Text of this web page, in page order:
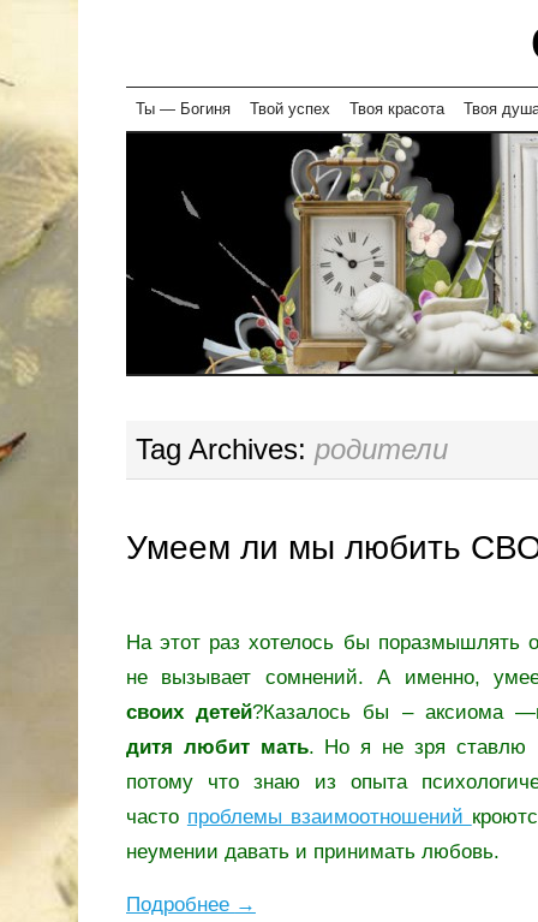
Skip
content
Ты — Богиня Твой успех Твоя красота Твоя
Tag Archives: родители
Умеем ли мы любить
На этот раз хотелось бы поразмышлять
не вызывает сомнений. А именно,
своих детей?Казалось бы – аксиома —
дитя любит мать. Но я не зря ставлю
потому что знаю из опыта
часто проблемы взаимоотношений
неумении давать и принимать любовь.
Подробнее →